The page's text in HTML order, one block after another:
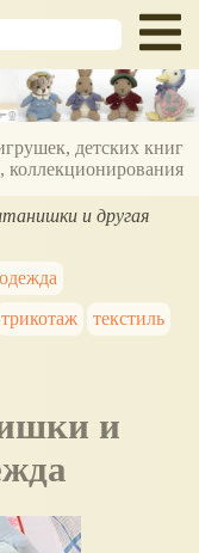
детских книг
коллекционирования
и другая
трикотаж текстиль